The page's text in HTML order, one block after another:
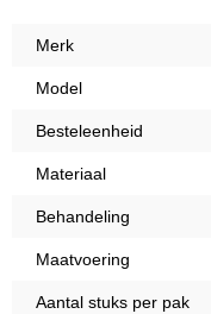
Merk
Model
Besteleenheid
Materiaal
Behandeling
Maatvoering
Aantal stuks per pak